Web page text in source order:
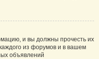
и вы должны прочесть их
из форумов и в вашем
объявлений